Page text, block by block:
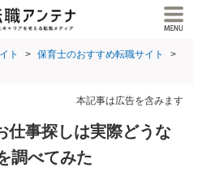
ト
保育士のおすすめ転職サイト
本記事は広告を含みます
仕事探しは実際どうな
調べてみた